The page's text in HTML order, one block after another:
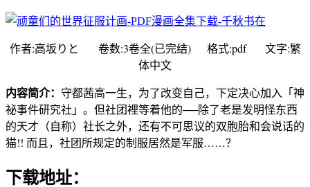
作者:高坂りと 卷数:3卷全(已完结) 格式:pdf 文字:繁
体中文
内容简介： 守都茜高一生，为了改变自己，下定决心加入「神
祕事件研究社」。但社团裡等着他的──除了老是发明怪东西
的天才（自称）社长之外，还有不可思议的双胞胎和会说话的
猫!! 而且，社团所规定的制服居然是军服……？
下载地址：